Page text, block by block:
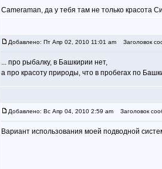
Cameraman, да у тебя там не только красота
Добавлено: Пт Апр 02, 2010 11:01 am Заголовок
... про рыбалку, в Башкирии нет,
а про красоту природы, что в пробегах по
Добавлено: Вс Апр 04, 2010 2:59 am Заголовок
Вариант использования моей подводной